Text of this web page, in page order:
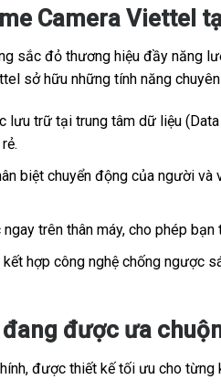
Camera Viettel
sắc đỏ thương hiệu đầy năng
sở hữu những tính năng
trữ tại trung tâm dữ liệu
biệt chuyển động của người và
trên thân máy, cho phép
hợp công nghệ chống ngược
được ưa
được thiết kế tối ưu cho